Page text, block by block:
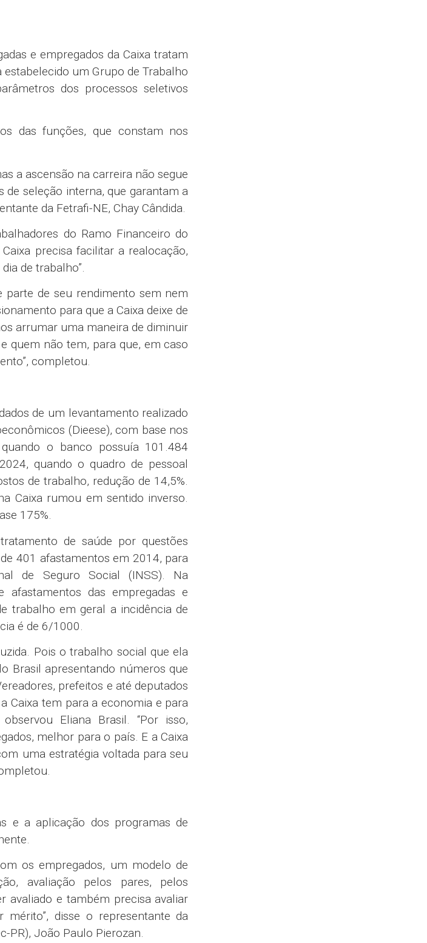
quando o quadro de pessoal
de trabalho, redução de 14,5%.
175%.
de saúde por questões
401 afastamentos em 2014, para
das empregadas e
trabalho em geral a incidência de
é de 6/1000.
Pois o trabalho social que ela
Brasil apresentando números que
prefeitos e até deputados
Caixa tem para a economia e para
Eliana Brasil. “Por isso,
uma estratégia voltada para seu
e a aplicação dos programas de
os empregados, um modelo de
avaliação pelos pares, pelos
avaliado e também precisa avaliar
disse o representante da
PR), João Paulo Pierozan.
feitas pelo movimento sindical ao
críticas ao GDP (programa de
pelo Minha Trajetória, que surgiu
de desempenho e assédio
de nome”, avaliou. “Permanece
usado por todos os bancos, um
avaliar a diversidade dos
que o programa seja elaborado
de renovação do ACT das
seguinte ao das reuniões entre o
(Fenaban) para a renovação
abaixo o cronograma.